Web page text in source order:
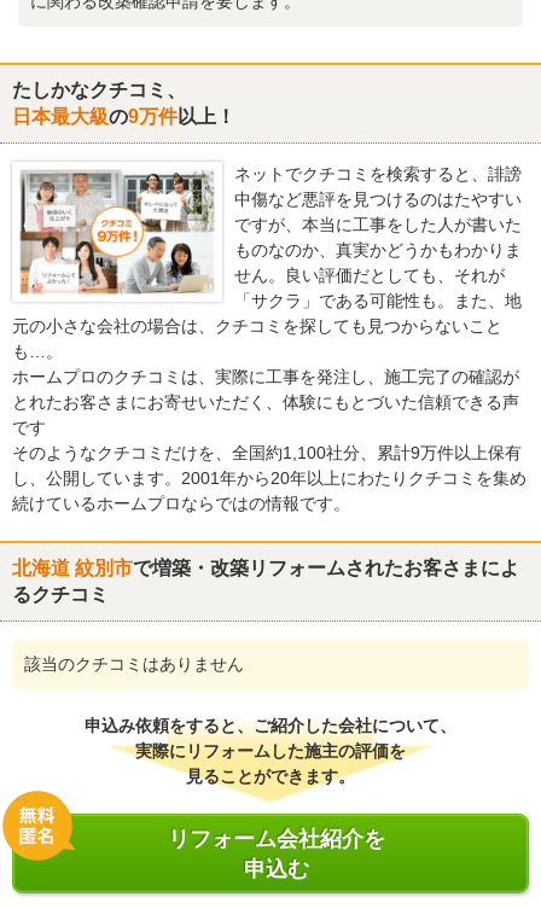
たしかなクチコミ、
日本最大級の9万件以上！
ネットでクチコミを検索すると、誹謗
中傷など悪評を見つけるのはたやすい
ですが、本当に工事をした人が書いた
ものなのか、真実かどうかもわかりま
せん。良い評価だとしても、それが
「サクラ」である可能性も。また、地
元の小さな会社の場合は、クチコミを探しても見つからないこと
も…。
ホームプロのクチコミは、実際に工事を発注し、施工完了の確認が
とれたお客さまにお寄せいただく、体験にもとづいた信頼できる声
です
そのようなクチコミだけを、全国約1,100社分、累計9万件以上保有
し、公開しています。2001年から20年以上にわたりクチコミを集め
続けているホームプロならではの情報です。
北海道 紋別市で増築・改築リフォームされたお客さまによ
るクチコミ
該当のクチコミはありません
申込み依頼をすると、ご紹介した会社について、
実際にリフォームした施主の評価を
見ることができます。
リフォーム会社紹介を
申込む